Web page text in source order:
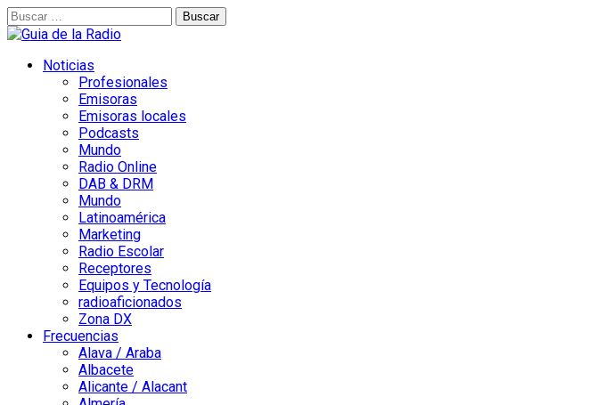
Buscar:
Noticias
Profesionales
Emisoras
Emisoras locales
Podcasts
Mundo
Radio Online
DAB & DRM
Mundo
Latinoamérica
Marketing
Radio Escolar
Receptores
Equipos y Tecnología
radioaficionados
Zona DX
Frecuencias
Alava / Araba
Albacete
Alicante / Alacant